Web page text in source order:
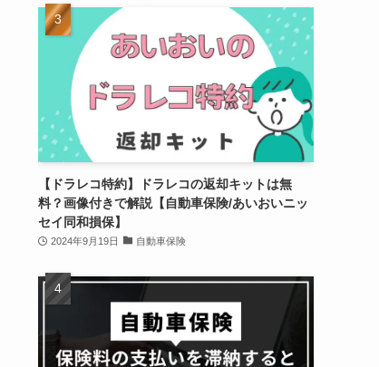
【ドラレコ特約】ドラレコの返却キットは無
料？画像付きで解説【自動車保険/あいおいニッ
セイ同和損保】
2024年9月19日 自動車保険